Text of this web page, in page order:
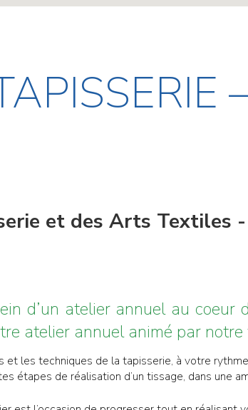
et des Arts Textiles
d’un atelier annuel au coeur
atelier annuel animé par
et les techniques de la tapisserie, à votre
étapes de réalisation d’un tissage, dans une